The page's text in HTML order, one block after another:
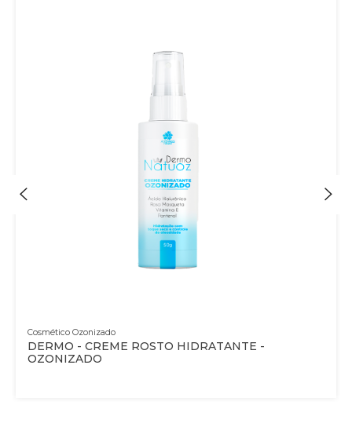
Cosmético Ozonizado
DERMO - CREME ROSTO HIDRATANTE -
OZONIZADO